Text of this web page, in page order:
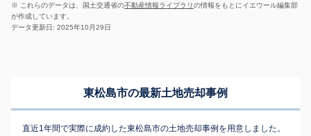
※ これらのデータは、国土交通省の不動産情報ライブラリの情報をもとにイエウール編集部
が作成しています。
データ更新日: 2025年10月29日
東松島市の最新土地売却事例
直近1年間で実際に成約した東松島市の土地売却事例を用意しました。